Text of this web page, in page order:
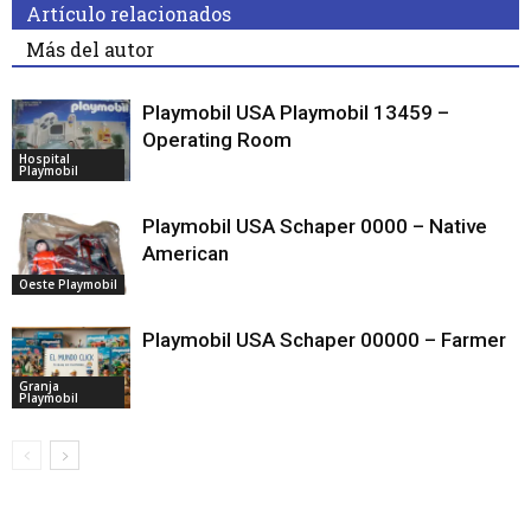
Artículo relacionados
Más del autor
Hospital
Playmobil
Playmobil USA Playmobil 13459 –
Operating Room
Oeste Playmobil
Playmobil USA Schaper 0000 – Native
American
Granja
Playmobil
Playmobil USA Schaper 00000 – Farmer